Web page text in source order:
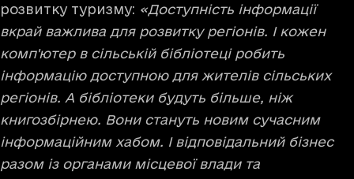
розвитку туризму: «Доступність інформації
вкрай важлива для розвитку регіонів. І кожен
комп'ютер в сільській бібліотеці робить
інформацію доступною для жителів сільських
регіонів. А бібліотеки будуть більше, ніж
книгозбірнею. Вони стануть новим сучасним
інформаційним хабом. І відповідальний бізнес
разом із органами місцевої влади та